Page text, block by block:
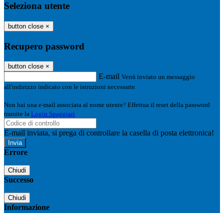
Seleziona utente
button close ×
Recupero password
button close ×
E-mail Verrà inviato un messaggio
all'indirizzo indicato con le istruzioni necessarie.
Non hai una e-mail associata al nome utente? Effettua il reset della password
tramite la Login Spaggiari
E-mail inviata, si prega di controllare la casella di posta elettronica!
Errore
Chiudi
Successo
Chiudi
Informazione